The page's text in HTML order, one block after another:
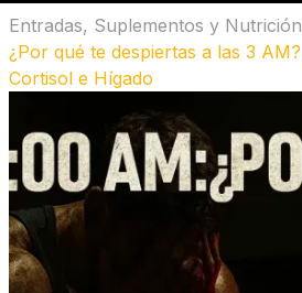
Entradas, Suplementos y Nutrición
¿Por qué te despiertas a las 3
Cortisol e Hígado